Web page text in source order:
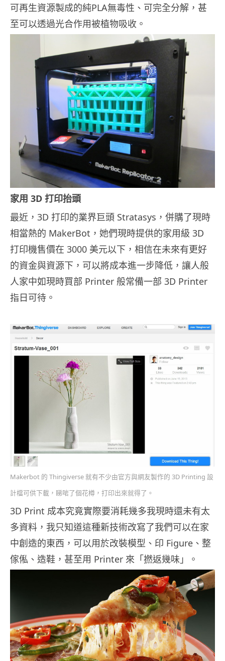
可再生資源製成的純PLA無毒性、可完全分解，甚
至可以透過光合作用被植物吸收。
家用 3D 打印抬頭
最近，3D 打印的業界巨頭 Stratasys，併購了現時
相當熱的 MakerBot，她們現時提供的家用級 3D
打印機售價在 3000 美元以下，相信在未來有更好
的資金與資源下，可以將成本進一步降低，讓人般
人家中如現時買部 Printer 般常備一部 3D Printer
指日可待。
Makerbot 的 Thingiverse 就有不少由官方與網友製作的 3D Printing 設
計檔可供下載，睇啱了個花樽，打印出來就得了。
3D Print 成本究竟實際要消耗幾多我現時還未有太
多資料，我只知道這種新技術改寫了我們可以在家
中創造的東西，可以用於改裝模型、印 Figure、整
傢俬、造鞋，甚至用 Printer 來「撚返幾味」。